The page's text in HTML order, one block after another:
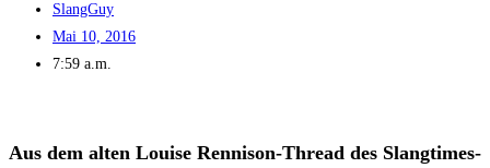
SlangGuy
Mai 10, 2016
7:59 a.m.
Aus dem alten Loui­se Ren­ni­son-Thread des Slangtimes-